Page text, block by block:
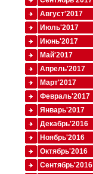
Август'2017
Июль'2017
Июнь'2017
Май'2017
Апрель'2017
Март'2017
Февраль'2017
Январь'2017
Декабрь'2016
Ноябрь'2016
Октябрь'2016
Сентябрь'2016